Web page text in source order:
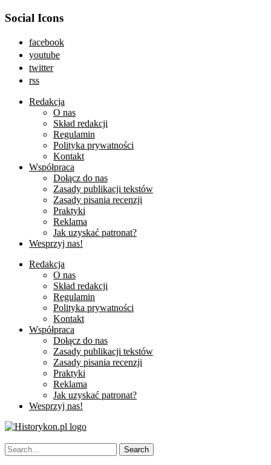
Social Icons
facebook
youtube
twitter
rss
Redakcja
O nas
Skład redakcji
Regulamin
Polityka prywatności
Kontakt
Współpraca
Dołącz do nas
Zasady publikacji tekstów
Zasady pisania recenzji
Praktyki
Reklama
Jak uzyskać patronat?
Wesprzyj nas!
Redakcja
O nas
Skład redakcji
Regulamin
Polityka prywatności
Kontakt
Współpraca
Dołącz do nas
Zasady publikacji tekstów
Zasady pisania recenzji
Praktyki
Reklama
Jak uzyskać patronat?
Wesprzyj nas!